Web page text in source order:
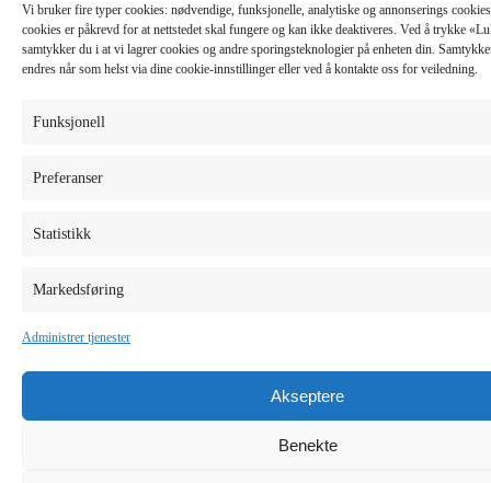
Vi bruker fire typer cookies: nødvendige, funksjonelle, analytiske og annonserings
cookies er påkrevd for at nettstedet skal fungere og kan ikke deaktiveres. Ved å trykke
samtykker du i at vi lagrer cookies og andre sporingsteknologier på enheten din.
endres når som helst via dine cookie-innstillinger eller ved å kontakte oss for veiledning.
Funksjonell
Preferanser
Statistikk
Markedsføring
Administrer tjenester
Akseptere
Benekte